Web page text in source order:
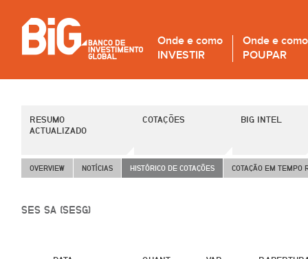
Onde e como
INVESTIR
Onde e como
POUPAR
RESUMO
ACTUALIZADO
COTAÇÕES BIG INTEL
OVERVIEW NOTÍCIAS HISTÓRICO DE COTAÇÕES COTAÇÃO EM TEMPO
SES SA (SESG)